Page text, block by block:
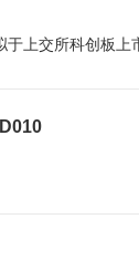
于上交所科创板上
ID010